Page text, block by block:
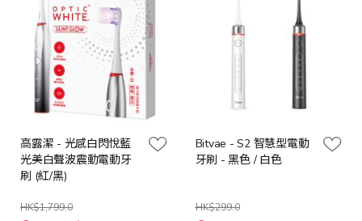
高露潔 - 光感白閃悅藍
光美白聲波震動電動牙
刷 (紅/黑)
HK$1,799.0
Bitvae - S2 智慧型電動
牙刷 - 黑色 / 白色
HK$299.0